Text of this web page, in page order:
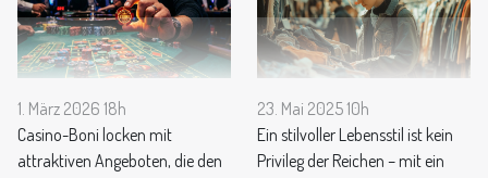
1. März 2026 18h
Casino-Boni locken mit
attraktiven Angeboten, die den
23. Mai 2025 10h
Ein stilvoller Lebensstil ist kein
Privileg der Reichen – mit ein